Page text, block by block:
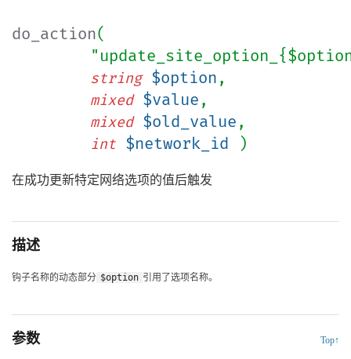
do_action(
string $option ,
mixed $value ,
mixed $old_value ,
int $network_id )
在成功更新特定网络选项的值后触发
描述
钩子名称的动态部分 $option 引用了选项名称。
参数 Top↑